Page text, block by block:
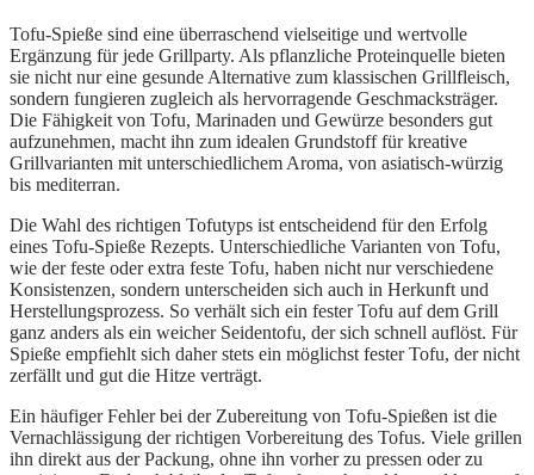
Tofu-Spieße sind eine überraschend vielseitige und wertvolle
Ergänzung für jede Grillparty. Als pflanzliche Proteinquelle bieten
sie nicht nur eine gesunde Alternative zum klassischen Grillfleisch,
sondern fungieren zugleich als hervorragende Geschmacksträger.
Die Fähigkeit von Tofu, Marinaden und Gewürze besonders gut
aufzunehmen, macht ihn zum idealen Grundstoff für kreative
Grillvarianten mit unterschiedlichem Aroma, von asiatisch-würzig
bis mediterran.
Die Wahl des richtigen Tofutyps ist entscheidend für den Erfolg
eines Tofu-Spieße Rezepts. Unterschiedliche Varianten von Tofu,
wie der feste oder extra feste Tofu, haben nicht nur verschiedene
Konsistenzen, sondern unterscheiden sich auch in Herkunft und
Herstellungsprozess. So verhält sich ein fester Tofu auf dem Grill
ganz anders als ein weicher Seidentofu, der sich schnell auflöst. Für
Spieße empfiehlt sich daher stets ein möglichst fester Tofu, der nicht
zerfällt und gut die Hitze verträgt.
Ein häufiger Fehler bei der Zubereitung von Tofu-Spießen ist die
Vernachlässigung der richtigen Vorbereitung des Tofus. Viele grillen
ihn direkt aus der Packung, ohne ihn vorher zu pressen oder zu